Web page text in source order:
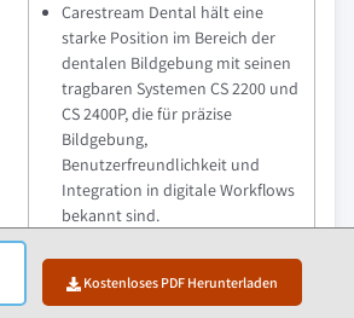
Kostenloses PDF Herunterladen
Carestream Dental hält eine
starke Position im Bereich der
dentalen Bildgebung mit seinen
tragbaren Systemen CS 2200 und
CS 2400P, die für präzise
Bildgebung,
Benutzerfreundlichkeit und
Integration in digitale Workflows
bekannt sind.
Regionale Einblicke